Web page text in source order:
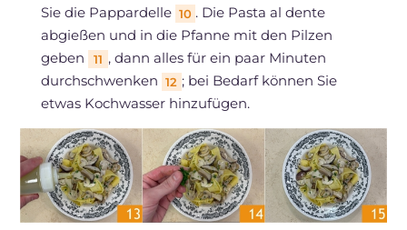
Sie die Pappardelle 10 . Die Pasta al dente
abgießen und in die Pfanne mit den Pilzen
geben
11 , dann alles für ein paar Minuten
durchschwenken 12 ; bei Bedarf können Sie
etwas Kochwasser hinzufügen.